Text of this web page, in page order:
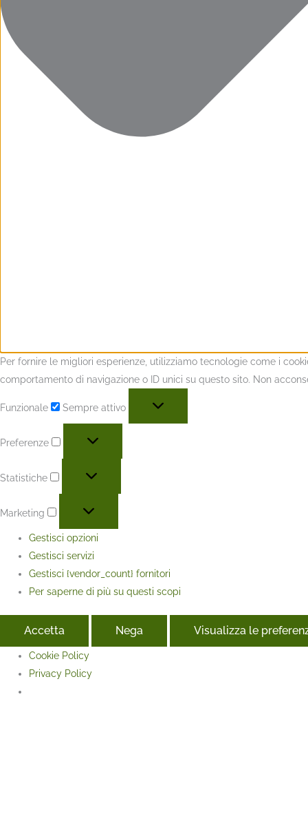
Per fornire le migliori esperienze, utilizziamo tecnologie come i
comportamento di navigazione o ID unici su questo sito. Non
Funzionale Sempre attivo
Preferenze
Statistiche
Marketing
Gestisci opzioni
Gestisci servizi
Gestisci {vendor_count} fornitori
Per saperne di più su questi scopi
Accetta Nega Visualizza le
Cookie Policy
Privacy Policy